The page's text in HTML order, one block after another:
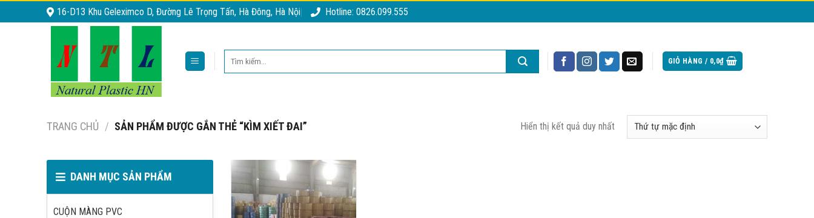
to
16-D13 Khu Geleximco D, Đường Lê Trọng Tấn, Hà Đông, Hà Nội Hotline: 0826.099.555
kiếm:
GIỎ HÀNG / 0,0₫
TRANG CHỦ / SẢN PHẨM ĐƯỢC GẮN THẺ “KÌM XIẾT ĐAI” Hiển thị kết quả duy nhất
DANH MỤC SẢN PHẨM
CUỘN MÀNG PVC